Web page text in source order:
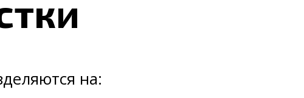
на: